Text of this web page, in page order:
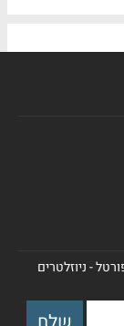
- ניוזלטרים